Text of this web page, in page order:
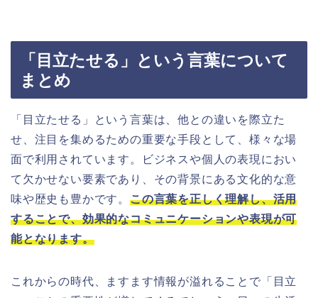
「目立たせる」という言葉について
まとめ
「目立たせる」という言葉は、他との違いを際立た
せ、注目を集めるための重要な手段として、様々な場
面で利用されています。ビジネスや個人の表現におい
て欠かせない要素であり、その背景にある文化的な意
味や歴史も豊かです。 この言葉を正しく理解し、活用
することで、効果的なコミュニケーションや表現が可
能となります。
これからの時代、ますます情報が溢れることで「目立